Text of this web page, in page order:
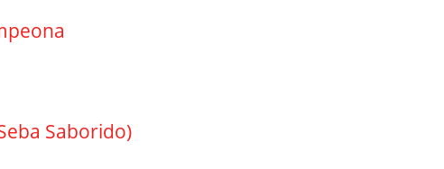
Saborido)